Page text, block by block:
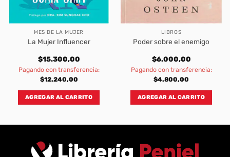
MES DE LA MUJER
La Mujer Influencer
$15.300,00
Pagando con transferencia:
$12.240,00
AGREGAR AL CARRITO
LIBROS
Poder sobre el enemigo
$6.000,00
Pagando con transferencia:
$4.800,00
AGREGAR AL CARRITO